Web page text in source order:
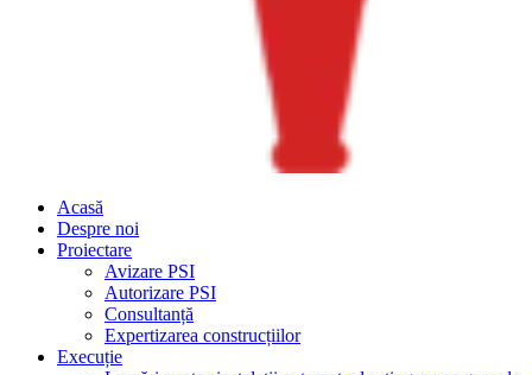
Acasă
Despre noi
Proiectare
Avizare PSI
Autorizare PSI
Consultanță
Expertizarea construcțiilor
Execuție